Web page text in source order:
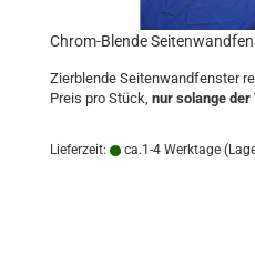
Chrom-Blende
Zierblende Seitenwandfenster
Preis pro Stück, nur solange
Lieferzeit: ca.1-4 Werktage